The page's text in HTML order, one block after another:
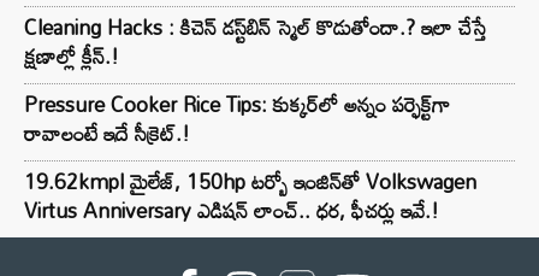
Cleaning Hacks : కిచెన్ డస్ట్‌బిన్ స్మెల్ కొడుతోందా.? ఇలా చేస్తే
క్షణాల్లో క్లీన్.!
Pressure Cooker Rice Tips: కుక్కర్‌లో అన్నం పర్ఫెక్ట్‌గా
రావాలంటే ఇదే సీక్రెట్.!
19.62kmpl మైలేజ్, 150hp టర్బో ఇంజిన్‌తో Volkswagen
Virtus Anniversary ఎడిషన్ లాంచ్.. ధర, ఫీచర్లు ఇవే.!